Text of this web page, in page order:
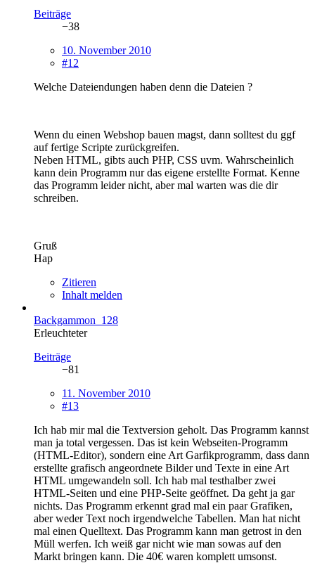
Beiträge
−38
10. November 2010
#12
Welche Dateiendungen haben denn die Dateien ?
Wenn du einen Webshop bauen magst, dann solltest du ggf
auf fertige Scripte zurückgreifen.
Neben HTML, gibts auch PHP, CSS uvm. Wahrscheinlich
kann dein Programm nur das eigene erstellte Format. Kenne
das Programm leider nicht, aber mal warten was die dir
schreiben.
Gruß
Hap
Zitieren
Inhalt melden
Backgammon_128
Erleuchteter
Beiträge
−81
11. November 2010
#13
Ich hab mir mal die Textversion geholt. Das Programm kannst
man ja total vergessen. Das ist kein Webseiten-Programm
(HTML-Editor), sondern eine Art Garfikprogramm, dass dann
erstellte grafisch angeordnete Bilder und Texte in eine Art
HTML umgewandeln soll. Ich hab mal testhalber zwei
HTML-Seiten und eine PHP-Seite geöffnet. Da geht ja gar
nichts. Das Programm erkennt grad mal ein paar Grafiken,
aber weder Text noch irgendwelche Tabellen. Man hat nicht
mal einen Quelltext. Das Programm kann man getrost in den
Müll werfen. Ich weiß gar nicht wie man sowas auf den
Markt bringen kann. Die 40€ waren komplett umsonst.